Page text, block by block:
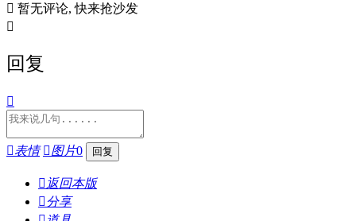
 暂无评论, 快来抢沙发

回复

表情 图片0
 返回本版
分享